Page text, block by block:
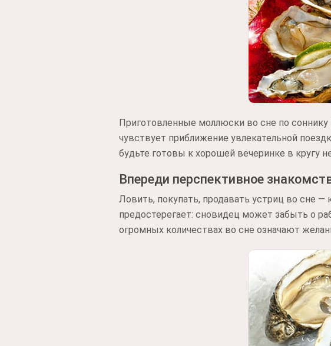
Приготовленные моллюски во сне по
чувствует приближение увлекательной
будьте готовы к хорошей вечеринке в кругу
Впереди перспективное
Ловить, покупать, продавать устриц во сне
предостерегает: сновидец может забыть о
огромных количествах во сне означают